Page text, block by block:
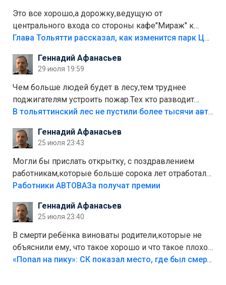
Это все хорошо,а дорожку,ведущую от
центрального входа со стороны кафе"Мираж" к
аттракционам слабо доделать?А то бордюры
лежала в парке и испортилась.Да еще,видимо,часть
украли.
Глава Тольятти рассказал, как изменится парк Центрального района
Геннадий Афанасьев
29 июля 19:59
Чем больше людей будет в лесу,тем труднее
поджигателям устроить пожар.Тех кто разводит
костры,тех надо безбожно штрафовать.Камер полно
Штрафы мизерные.
В тольяттинский лес не пустили более тысячи автомобилей
Геннадий Афанасьев
25 июля 23:43
Могли бы прислать открытку, с поздравлением
работникам,которые больше сорока лет отработали
на предприятии.
Работники АВТОВАЗа получат премии
Геннадий Афанасьев
25 июля 23:40
В смерти ребёнка виноваты родители,которые не
объяснили ему, что такое хорошо и что такое плохо!
Лезть через такой забор,верх безумия,есть же
«Попал на пику»: СК показал место, где был смертельно травмирован ребенок в Тольятти